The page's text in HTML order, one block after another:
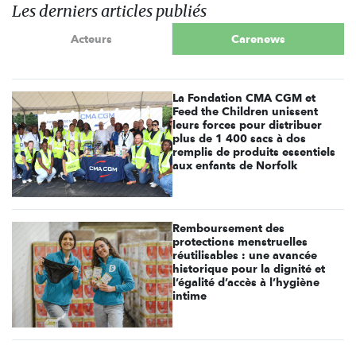
Les derniers articles publiés
Acteurs Carenews
La Fondation CMA CGM et
Feed the Children unissent
leurs forces pour distribuer
plus de 1 400 sacs à dos
remplis de produits essentiels
aux enfants de Norfolk
Remboursement des
protections menstruelles
réutilisables : une avancée
historique pour la dignité et
l’égalité d’accès à l’hygiène
intime